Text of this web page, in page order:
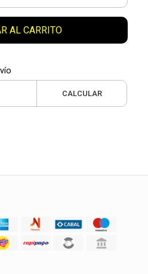
AL CARRITO
CALCULAR